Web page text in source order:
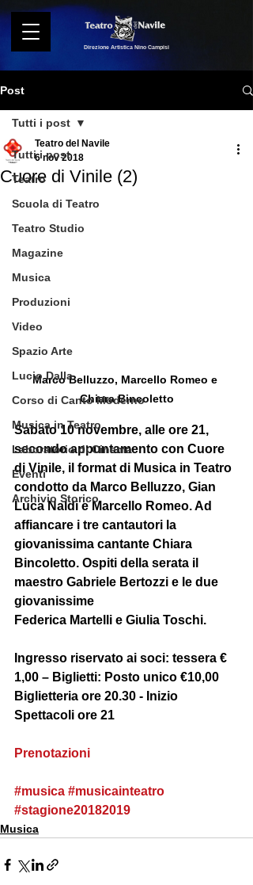
Direzione Artistica Nino Campisi
Post
Tutti i post
Teatro
Scuola di Teatro
Teatro Studio
Magazine
Musica
Produzioni
Video
Spazio Arte
Lucio Dalla
Corso di Canto Moderno
Musica in Teatro
Laboratorio di Cinema
Eventi
Archivio Storico
Tutti i post
Cuore di Vinile (2)
Teatro del Navile
6 nov 2018
Marco Belluzzo, Marcello Romeo e
Chiara Bincoletto
Sabato 10 novembre, alle ore 21,
secondo appuntamento con Cuore
di Vinile, il format di Musica in Teatro
condotto da Marco Belluzzo, Gian
Luca Naldi e Marcello Romeo. Ad
affiancare i tre cantautori la
giovanissima cantante Chiara
Bincoletto. Ospiti della serata il
maestro Gabriele Bertozzi e le due
giovanissime
Federica Martelli e Giulia Toschi.
Ingresso riservato ai soci: tessera €
1,00 – Biglietti: Posto unico €10,00
Biglietteria ore 20.30 - Inizio
Spettacoli ore 21
Prenotazioni
#musica #musicainteatro
#stagione20182019
Musica